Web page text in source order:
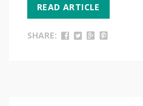
READ ARTICLE
SHARE: